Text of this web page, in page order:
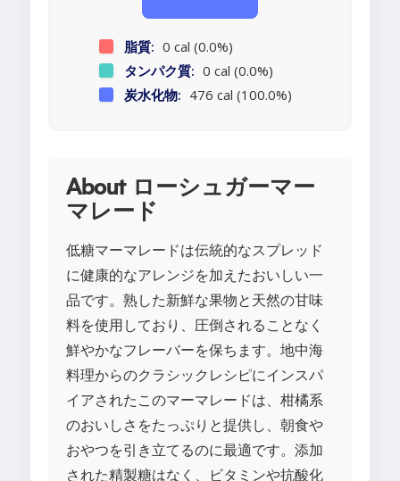
脂質: 0 cal (0.0%)
タンパク質: 0 cal (0.0%)
炭水化物: 476 cal (100.0%)
About ローシュガーマー
マレード
低糖マーマレードは伝統的なスプレッド
に健康的なアレンジを加えたおいしい一
品です。熟した新鮮な果物と天然の甘味
料を使用しており、圧倒されることなく
鮮やかなフレーバーを保ちます。地中海
料理からのクラシックレシピにインスパ
イアされたこのマーマレードは、柑橘系
のおいしさをたっぷりと提供し、朝食や
おやつを引き立てるのに最適です。添加
された精製糖はなく、ビタミンや抗酸化